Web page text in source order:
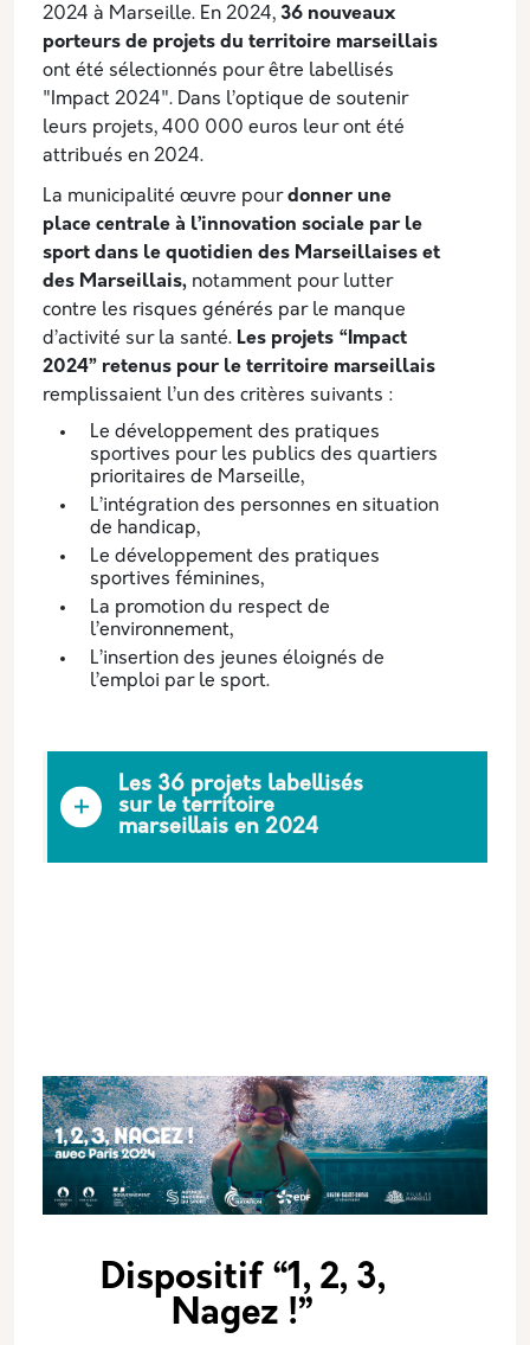
2024 à Marseille. En 2024, 36 nouveaux
porteurs de projets du territoire marseillais
ont été sélectionnés pour être labellisés
"Impact 2024". Dans l’optique de soutenir
leurs projets, 400 000 euros leur ont été
attribués en 2024.
La municipalité œuvre pourdonner une
place centrale à l’innovation sociale par le
sport dans le quotidien des Marseillaises et
des Marseillais, notamment pour lutter
contre les risques générés par le manque
d’activité sur la santé. Les projets “Impact
2024” retenus pour le territoire marseillais
remplissaient l’un des critères suivants :
Le développement des pratiques
sportives pour les publics des quartiers
prioritaires de Marseille,
L’intégration des personnes en situation
de handicap,
Le développement des pratiques
sportives féminines,
La promotion du respect de
l’environnement,
L’insertion des jeunes éloignés de
l’emploi par le sport.
Les 36 projets labellisés
sur le territoire
marseillais en 2024
Dispositif “1, 2, 3,
Nagez !”